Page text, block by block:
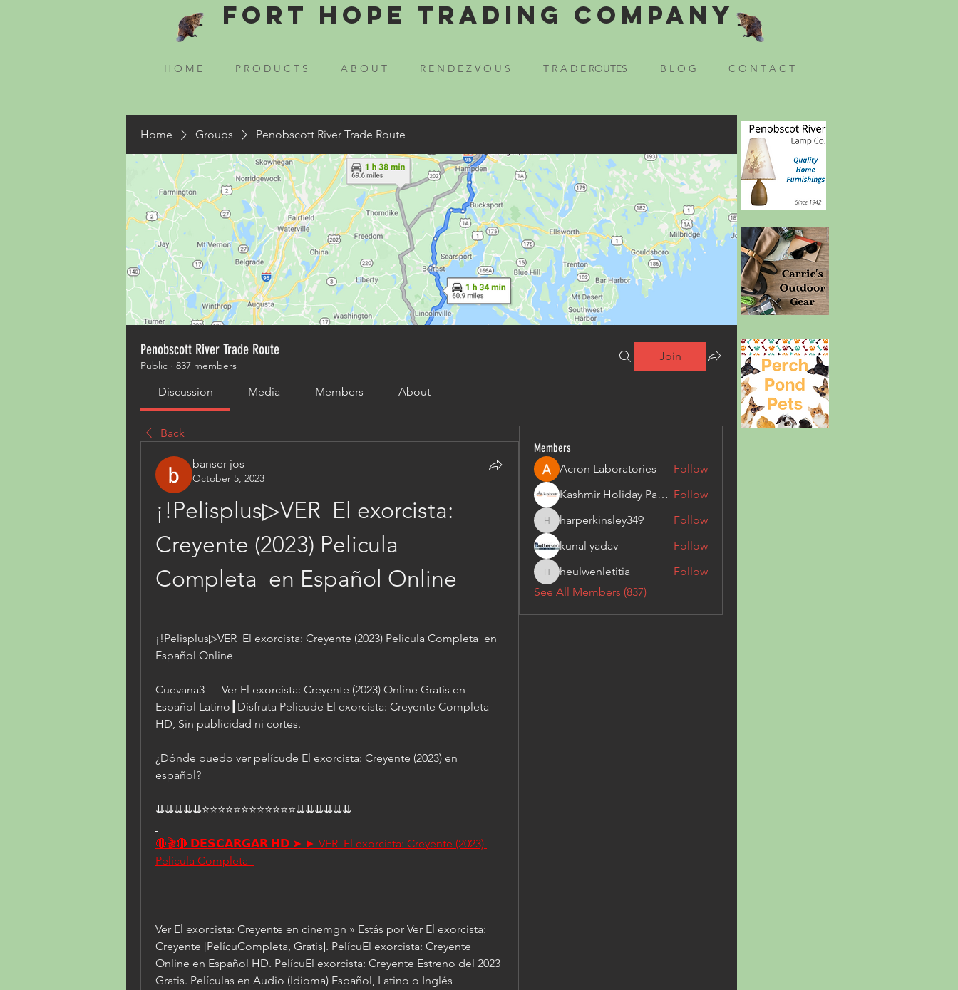
Fort Hope Trading Company
H O M E P R O D U C T S A B O U T R E N D E Z V O U S T R A D E ROUTES B L O G C O N T A C T
Home Groups Penobscott River Trade Route
Penobscott River Trade Route
Public · 837 members
Join
Discussion Media Members About
Back
banser jos
October 5, 2023
¡!Pelisplus▷VER  El exorcista:
Creyente (2023) Pelicula
Completa  en Español Online
¡!Pelisplus▷VER  El exorcista: Creyente (2023) Pelicula Completa  en
Español Online
Cuevana3 — Ver El exorcista: Creyente (2023) Online Gratis en
Español Latino┃Disfruta Pelícude El exorcista: Creyente Completa
HD, Sin publicidad ni cortes.
¿Dónde puedo ver pelícude El exorcista: Creyente (2023) en
español?
⇊⇊⇊⇊⇊⭐⭐⭐⭐⭐⭐⭐⭐⭐⭐⭐⭐⇊⇊⇊⇊⇊⇊
🔴🎬🔴 𝗗𝗘𝗦𝗖𝗔𝗥𝗚𝗔𝗥 𝗛𝗗 ➤ ► VER  El exorcista: Creyente (2023)
Pelicula Completa
Ver El exorcista: Creyente en cinemgn » Estás por Ver El exorcista:
Creyente [PelícuCompleta, Gratis]. PelícuEl exorcista: Creyente
Online en Español HD. PelícuEl exorcista: Creyente Estreno del 2023
Gratis. Películas en Audio (Idioma) Español, Latino o Inglés
Members
Acron Laboratories
Follow
Kashmir Holiday Package Follow
harperkinsley349
harperkinsley349
Follow
kunal yadav
Follow
heulwenletitia
heulwenletitia
Follow
See All Members (837)